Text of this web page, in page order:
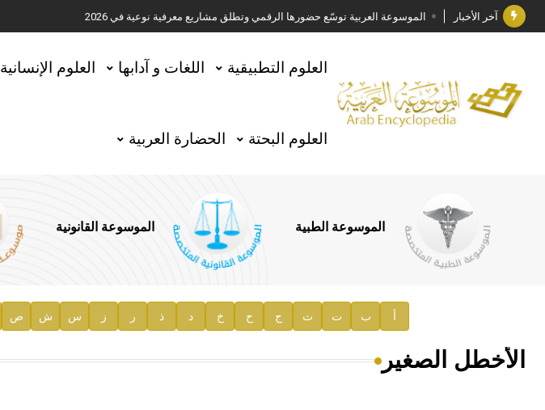
آخر الأخبار الموسوعة العربية توسّع حضورها الرقمي وتطلق مشاريع معرفية نوعية في 2026
جائزة مجمع الملك سلمان العالمي للغة العربية 2025
الأستاذ إياد خالد الطباع مدير عام لهيئة الموسوعة العربية
السيد محمد ياسين صالح وزيرا للثقافة
توصيات مجلس الإدارة
صدور المجلد السابع من موسوعة الآثار في سورية
إعلان..
هيئة الموسوعة العربية تطلق موسوعات جديدة في عام 2026
العلوم التطبيقية اللغات و آدابها العلوم الإنسانية
العلوم البحتة الحضارة العربية
الموسوعة الطبية الموسوعة القانونية
أ ب ت ث ج ح خ د ذ ر ز س ش ص
الأخطل الصغير